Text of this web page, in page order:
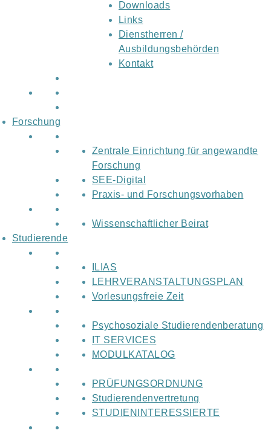
Downloads
Links
Dienstherren /
Ausbildungsbehörden
Kontakt
Forschung
Zentrale Einrichtung für angewandte
Forschung
SEE-Digital
Praxis- und Forschungsvorhaben
Wissenschaftlicher Beirat
Studierende
ILIAS
LEHRVERANSTALTUNGSPLAN
Vorlesungsfreie Zeit
Psychosoziale Studierendenberatung
IT SERVICES
MODULKATALOG
PRÜFUNGSORDNUNG
Studierendenvertretung
STUDIENINTERESSIERTE